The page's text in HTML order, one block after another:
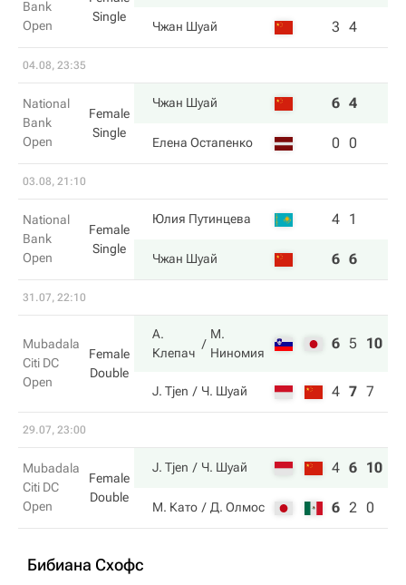
Bank
Open
Single
Чжан Шуай 3 4
04.08, 23:35
National
Bank
Open
Female
Single
Чжан Шуай 6 4
Елена Остапенко 0 0
03.08, 21:10
National
Bank
Open
Female
Single
Юлия Путинцева 4 1
Чжан Шуай 6 6
31.07, 22:10
Mubadala
Citi DC
Open
Female
Double
А.
Клепач
М.
Ниномия
6 5 10
J. Tjen Ч. Шуай 4 7 7
29.07, 23:00
Mubadala
Citi DC
Open
Female
Double
J. Tjen Ч. Шуай 4 6 10
М. Като Д. Олмос 6 2 0
Бибиана Схофс